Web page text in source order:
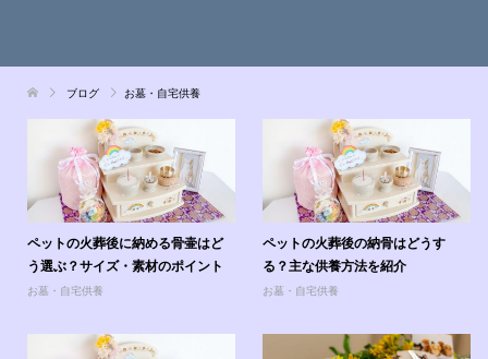
ブログ お墓・自宅供養
ペットの火葬後に納める骨壷はど
う選ぶ？サイズ・素材のポイント
お墓・自宅供養
ペットの火葬後の納骨はどうす
る？主な供養方法を紹介
お墓・自宅供養